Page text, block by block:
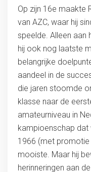
Op zijn 16e maakte
van AZC, waar hij
speelde. Alleen aan
hij ook nog laatste
belangrijke
aandeel in de
die jaren stoomde
klasse naar de
amateurniveau in
kampioenschap dat
1966 (met
mooiste. Maar hij
herinneringen aan